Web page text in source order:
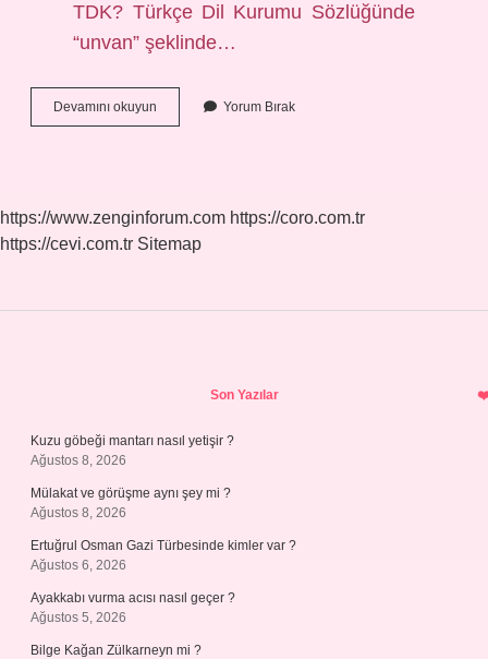
TDK? Türkçe Dil Kurumu Sözlüğünde
“unvan” şeklinde…
Devamını okuyun
Kelimesi
Yorum Bırak
https://www.zenginforum.com https://coro.com.tr
https://cevi.com.tr Sitemap
Son Yazılar
Kuzu göbeği mantarı nasıl yetişir ?
Ağustos 8, 2026
Mülakat ve görüşme aynı şey mi ?
Ağustos 8, 2026
Ertuğrul Osman Gazi Türbesinde kimler var ?
Ağustos 6, 2026
Ayakkabı vurma acısı nasıl geçer ?
Ağustos 5, 2026
Bilge Kağan Zülkarneyn mi ?